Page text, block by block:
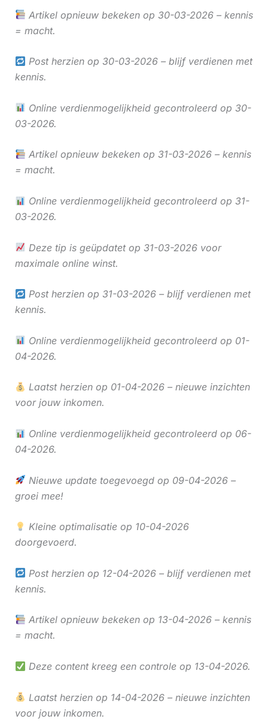
Artikel opnieuw bekeken op 30-03-2026 – kennis
= macht.
Post herzien op 30-03-2026 – blijf verdienen met
kennis.
Online verdienmogelijkheid gecontroleerd op 30-
03-2026.
Artikel opnieuw bekeken op 31-03-2026 – kennis
= macht.
Online verdienmogelijkheid gecontroleerd op 31-
03-2026.
Deze tip is geüpdatet op 31-03-2026 voor
maximale online winst.
Post herzien op 31-03-2026 – blijf verdienen met
kennis.
Online verdienmogelijkheid gecontroleerd op 01-
04-2026.
Laatst herzien op 01-04-2026 – nieuwe inzichten
voor jouw inkomen.
Online verdienmogelijkheid gecontroleerd op 06-
04-2026.
Nieuwe update toegevoegd op 09-04-2026 –
groei mee!
Kleine optimalisatie op 10-04-2026
doorgevoerd.
Post herzien op 12-04-2026 – blijf verdienen met
kennis.
Artikel opnieuw bekeken op 13-04-2026 – kennis
= macht.
Deze content kreeg een controle op 13-04-2026.
Laatst herzien op 14-04-2026 – nieuwe inzichten
voor jouw inkomen.